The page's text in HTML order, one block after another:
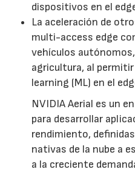
dispositivos en el
La aceleración de
multi-access edge
vehículos
agricultura, al
learning (ML) en el
NVIDIA Aerial es un
para desarrollar
rendimiento,
nativas de la nube a
a la creciente